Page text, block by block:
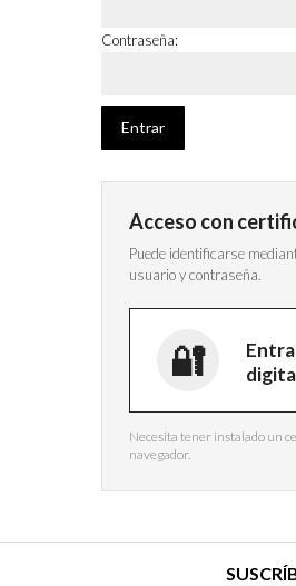
Contraseña:
Acceso con
Puede identificarse
usuario y contraseña.
Necesita tener instalado un
navegador.